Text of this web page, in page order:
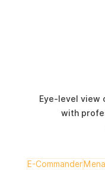
Eye-level view
with
E-Commander